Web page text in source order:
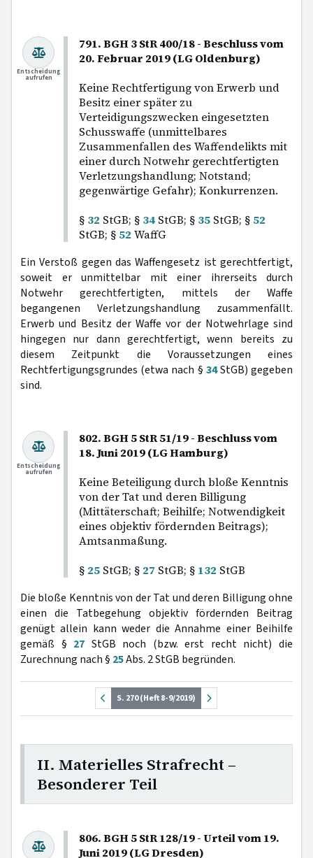
791. BGH 3 StR 400/18 - Beschluss vom
20. Februar 2019 (LG Oldenburg)
Keine Rechtfertigung von Erwerb und
Besitz einer später zu
Verteidigungszwecken eingesetzten
Schusswaffe (unmittelbares
Zusammenfallen des Waffendelikts mit
einer durch Notwehr gerechtfertigten
Verletzungshandlung; Notstand;
gegenwärtige Gefahr); Konkurrenzen.
§ 32 StGB; § 34 StGB; § 35 StGB; § 52
StGB; § 52 WaffG
Entscheidung
aufrufen
Ein Verstoß gegen das Waffengesetz ist gerechtfertigt,
soweit er unmittelbar mit einer ihrerseits durch
Notwehr gerechtfertigten, mittels der Waffe
begangenen Verletzungshandlung zusammenfällt.
Erwerb und Besitz der Waffe vor der Notwehrlage sind
hingegen nur dann gerechtfertigt, wenn bereits zu
diesem Zeitpunkt die Voraussetzungen eines
Rechtfertigungsgrundes (etwa nach § 34StGB) gegeben
sind.
802. BGH 5 StR 51/19 - Beschluss vom
18. Juni 2019 (LG Hamburg)
Keine Beteiligung durch bloße Kenntnis
von der Tat und deren Billigung
(Mittäterschaft; Beihilfe; Notwendigkeit
eines objektiv fördernden Beitrags);
Amtsanmaßung.
§ 25 StGB; § 27 StGB; § 132 StGB
Entscheidung
aufrufen
Die bloße Kenntnis von der Tat und deren Billigung ohne
einen die Tatbegehung objektiv fördernden Beitrag
genügt allein kann weder die Annahme einer Beihilfe
gemäß § 27 StGB noch (bzw. erst recht nicht) die
Zurechnung nach § 25Abs. 2 StGB begründen.
S. 270 (Heft 8-9/2019)
II. Materielles Strafrecht –
Besonderer Teil
806. BGH 5 StR 128/19 - Urteil vom 19.
Juni 2019 (LG Dresden)